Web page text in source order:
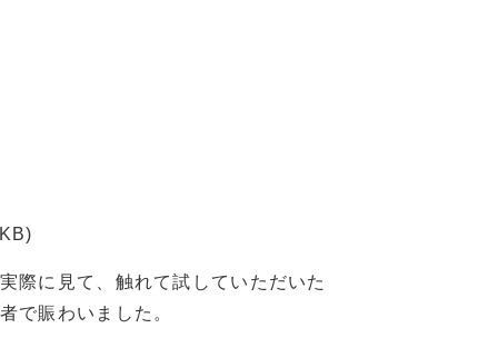
に見て、触れて試していただいた
で賑わいました。